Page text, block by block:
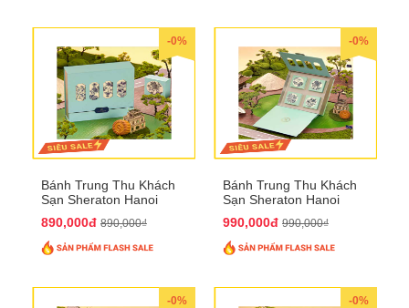
-0%
Bánh Trung Thu Khách
Sạn Sheraton Hanoi
890,000đ 890,000₫
-0%
Bánh Trung Thu Khách
Sạn Sheraton Hanoi
990,000đ 990,000₫
-0% -0%